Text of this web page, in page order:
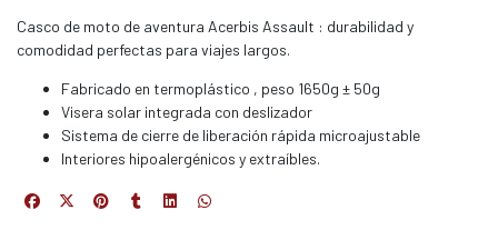
Casco de moto de aventura Acerbis Assault : durabilidad y
comodidad perfectas para viajes largos.
Fabricado en termoplástico , peso 1650g ± 50g
Visera solar integrada con deslizador
Sistema de cierre de liberación rápida microajustable
Interiores hipoalergénicos y extraíbles.